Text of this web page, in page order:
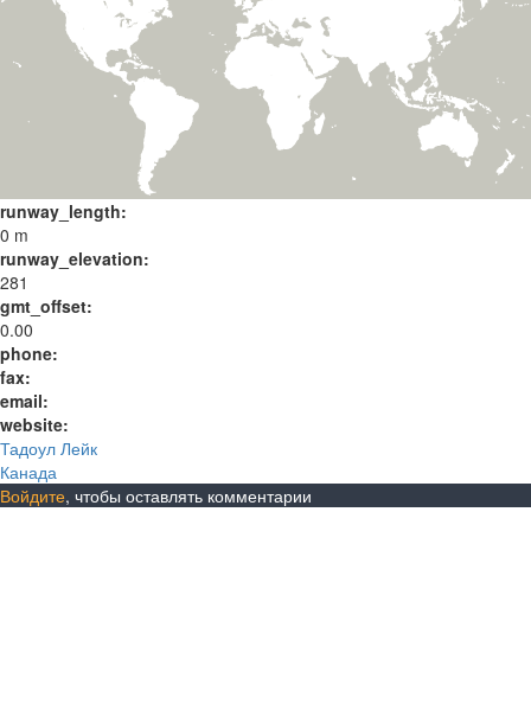
runway_length:
0 m
runway_elevation:
281
gmt_offset:
0.00
phone:
fax:
email:
website:
Тадоул Лейк
Канада
Войдите, чтобы оставлять комментарии